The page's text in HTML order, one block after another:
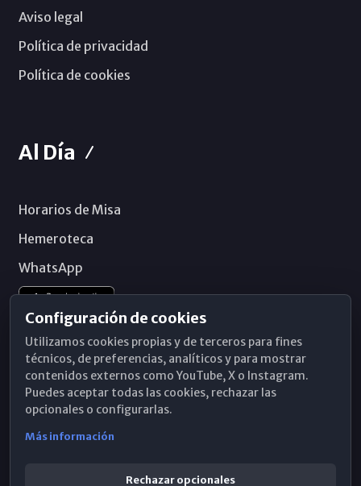
Aviso legal
Política de privacidad
Política de cookies
Al Día
Horarios de Misa
Hemeroteca
WhatsApp
Configuración de cookies
Utilizamos cookies propias y de terceros para fines
técnicos, de preferencias, analíticos y para mostrar
contenidos externos como YouTube, X o Instagram.
Puedes aceptar todas las cookies, rechazar las
opcionales o configurarlas.
Más información
Rechazar opcionales